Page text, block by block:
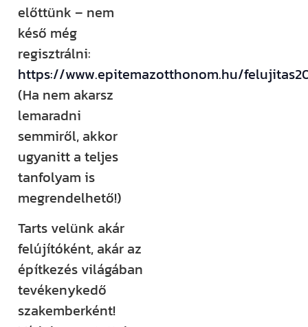
előttünk – nem
késő még
regisztrálni:
https://www.epitemazotthonom.hu/
(Ha nem akarsz
lemaradni
semmiről, akkor
ugyanitt a teljes
tanfolyam is
megrendelhető!)
Tarts velünk akár
felújítóként, akár az
építkezés világában
tevékenykedő
szakemberként!